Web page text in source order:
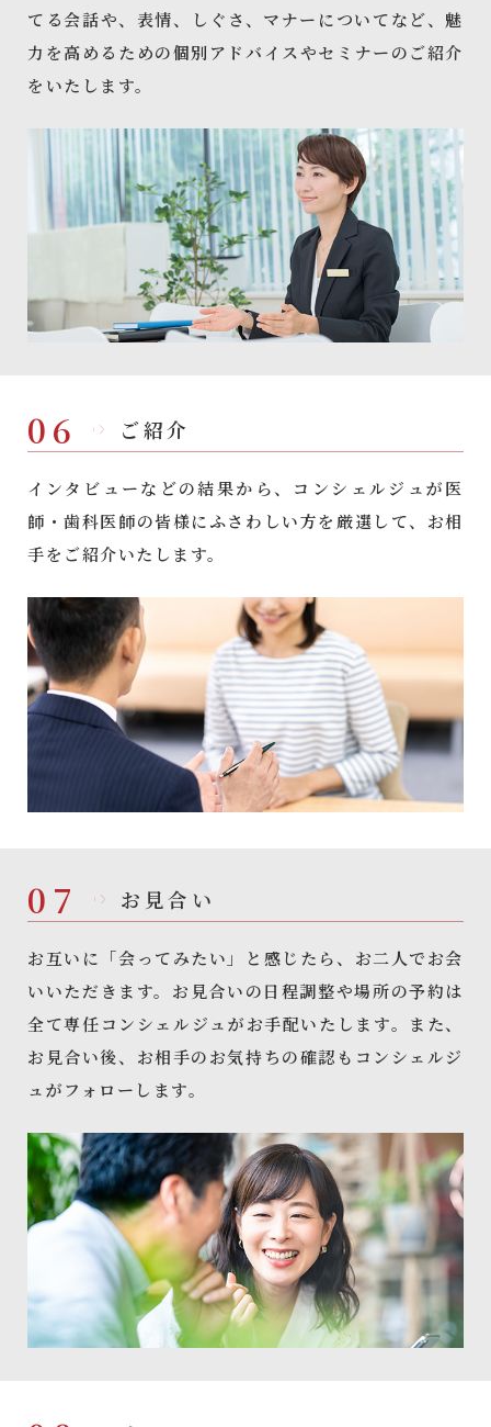
てる会話や、表情、しぐさ、マナーについてなど、魅
力を高めるための個別アドバイスやセミナーのご紹介
をいたします。
06 ご紹介
インタビューなどの結果から、コンシェルジュが医
師・歯科医師の皆様にふさわしい方を厳選して、お相
手をご紹介いたします。
07 お見合い
お互いに「会ってみたい」と感じたら、お二人でお会
いいただきます。お見合いの日程調整や場所の予約は
全て専任コンシェルジュがお手配いたします。また、
お見合い後、お相手のお気持ちの確認もコンシェルジ
ュがフォローします。